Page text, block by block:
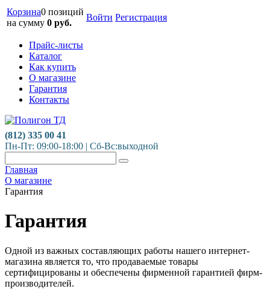
Корзина0 позиций
на сумму 0 руб.
Войти Регистрация
Прайс-листы
Каталог
Как купить
О магазине
Гарантия
Контакты
(812) 335 00 41
Пн-Пт: 09:00-18:00 | Сб-Вс:выходной
Главная
О магазине
Гарантия
Гарантия
Одной из важных составляющих работы нашего интернет-
магазина является то, что продаваемые товары
сертифицированы и обеспечены фирменной гарантией фирм-
производителей.